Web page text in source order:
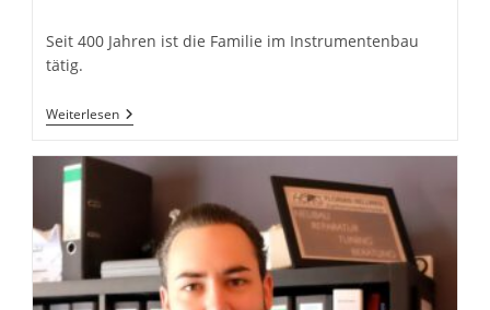
Seit 400 Jahren ist die Familie im Instrumentenbau
tätig.
WeiterlesenDieter
Hopf